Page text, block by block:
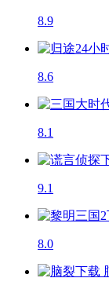
8.9
8.6
8.1
9.1
8.0